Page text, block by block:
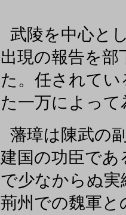
武陵を中心と
出現の報告を
た。任されて
た一万によっ
藩璋は陳武の
建国の功臣で
で少なからぬ
荊州での魏軍と